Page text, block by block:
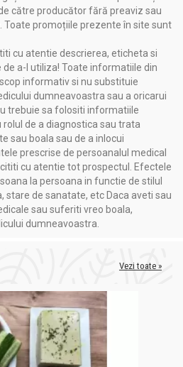
către producător fără preaviz sau
Toate promoțiile prezente în site sunt
cu atentie descrierea, eticheta si
a-l utiliza! Toate informatiile din
informativ si nu substituie
dumneavoastra sau a oricarui
trebuie sa folositi informatiile
de a diagnostica sau trata
sau boala sau de a inlocui
prescrise de persoanalul medical
cu atentie tot prospectul. Efectele
la persoana in functie de stilul
stare de sanatate, etc Daca aveti sau
sau suferiti vreo boala,
dumneavoastra.
Vezi toate »